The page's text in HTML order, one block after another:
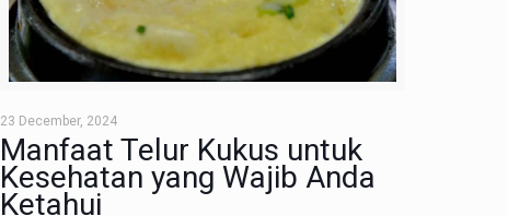
23 December, 2024
Manfaat Telur Kukus untuk
Kesehatan yang Wajib Anda
Ketahui